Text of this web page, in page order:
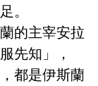
。
的主宰安拉
先知」，
都是伊斯蘭